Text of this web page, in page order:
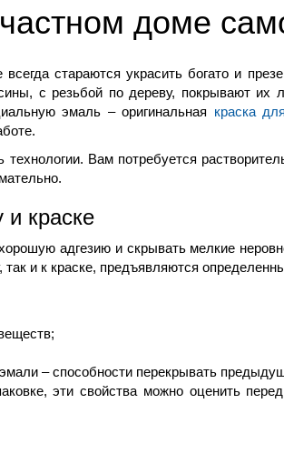
доме
стараются украсить богато и
с резьбой по дереву, покрывают их
эмаль – оригинальная краска
Вам потребуется
и краске
адгезию и скрывать мелкие
и к краске, предъявляются
– способности перекрывать
эти свойства можно оценить